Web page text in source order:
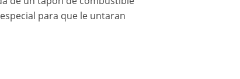
para que le untaran